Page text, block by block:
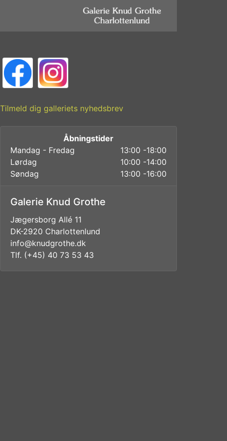
Tilmeld dig galleriets nyhedsbrev
Åbningstider
Mandag - Fredag
13:00 -18:00
Lørdag
10:00 -14:00
Søndag
13:00 -16:00
Galerie Knud Grothe
Jægersborg Allé 11
DK-2920 Charlottenlund
info@knudgrothe.dk
Tlf. (+45) 40 73 53 43